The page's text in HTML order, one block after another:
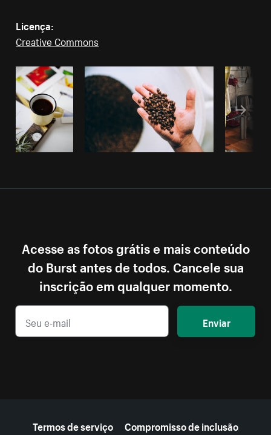
Licença:
Creative Commons
Acesse as fotos grátis e mais conteúdo
do Burst antes de todos. Cancele sua
inscrição em qualquer momento.
Enviar
Termos de serviço
Compromisso de inclusão